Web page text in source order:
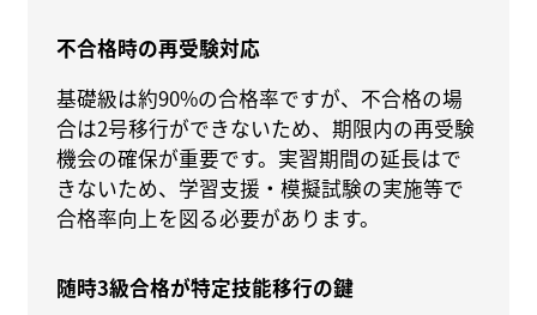
不合格時の再受験対応
基礎級は約90%の合格率ですが、不合格の場
合は2号移行ができないため、期限内の再受験
機会の確保が重要です。実習期間の延長はで
きないため、学習支援・模擬試験の実施等で
合格率向上を図る必要があります。
随時3級合格が特定技能移行の鍵